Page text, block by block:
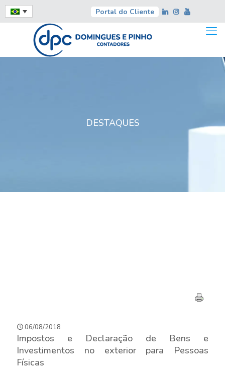
Portal do Cliente
DESTAQUES
06/08/2018
Impostos e Declaração de Bens e
Investimentos no exterior para Pessoas
Físicas